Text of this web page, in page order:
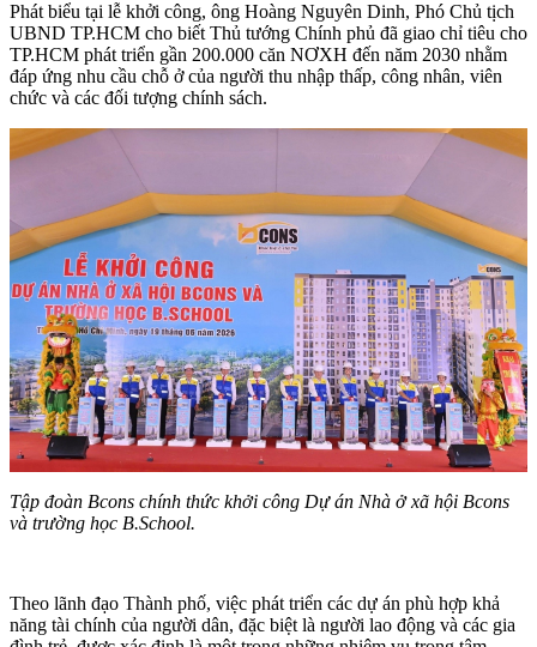
Phát biểu tại lễ khởi công, ông Hoàng Nguyên Dinh, Phó Chủ tịch
UBND TP.HCM cho biết Thủ tướng Chính phủ đã giao chỉ tiêu cho
TP.HCM phát triển gần 200.000 căn NƠXH đến năm 2030 nhằm
đáp ứng nhu cầu chỗ ở của người thu nhập thấp, công nhân, viên
chức và các đối tượng chính sách.
Tập đoàn Bcons chính thức khởi công Dự án Nhà ở xã hội Bcons
và trường học B.School.
Theo lãnh đạo Thành phố, việc phát triển các dự án phù hợp khả
năng tài chính của người dân, đặc biệt là người lao động và các gia